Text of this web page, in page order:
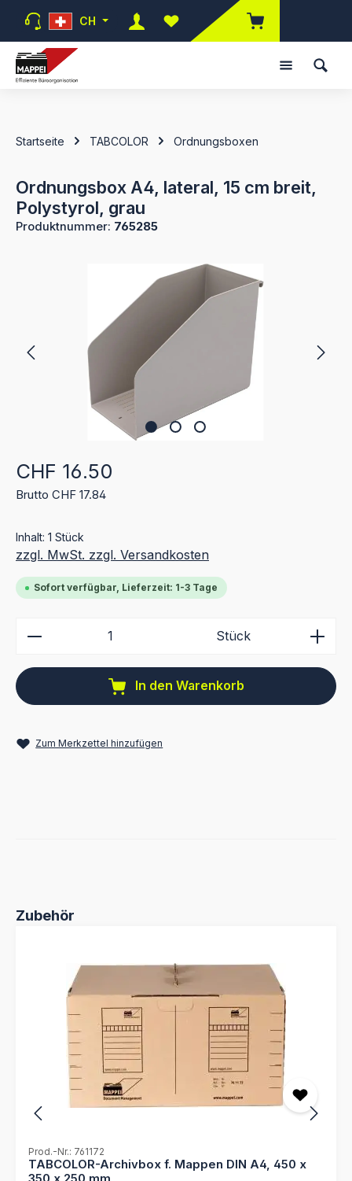
Zum Hauptinhalt springen
CH
Du hast 0 Produkte auf dem
Startseite TABCOLOR Ordnungsboxen
Ordnungsbox A4, lateral, 15 cm breit,
Polystyrol, grau
Produktnummer: 765285
Regulärer Preis:
CHF 16.50
Brutto CHF 17.84
Inhalt: 1 Stück
zzgl. MwSt. zzgl. Versandkosten
Sofort verfügbar, Lieferzeit: 1-3 Tage
Produkt Anzahl: Gib den gewünschten Wert ein
Stück
In den Warenkorb
Zum Merkzettel hinzufügen
Produktgalerie überspringen
Zubehör
Prod.-Nr.: 761172
TABCOLOR-Archivbox f. Mappen DIN A4, 450 x